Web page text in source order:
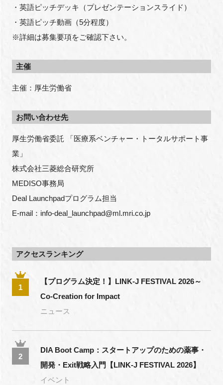
・英語ピッチデッキ（プレゼンテーションスライド）
・英語ピッチ動画（5分程度）
※詳細は募集要項をご確認下さい。
主催
主催：厚生労働省
お問い合わせ先
厚生労働省委託 「医療系ベンチャー・トータルサポート事
業」
株式会社三菱総合研究所
MEDISO事務局
Deal Launchpadプログラム担当
E-mail：info-deal_launchpad@ml.mri.co.jp
アクセスランキング
1
【プログラム決定！】LINK-J FESTIVAL 2026～
Co-Creation for Impact
ニュース
2
DIA Boot Camp：スタートアップのための薬事・
開発・Exit戦略入門【LINK-J FESTIVAL 2026】
イベント